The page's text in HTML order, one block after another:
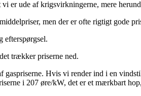
er ude af krigsvirkningerne, mere
men der er ofte rigtigt gode
efterspørgsel.
trækker priserne ned.
gaspriserne. Hvis vi render ind i en
i 207 øre/kW, det er et mærkbart